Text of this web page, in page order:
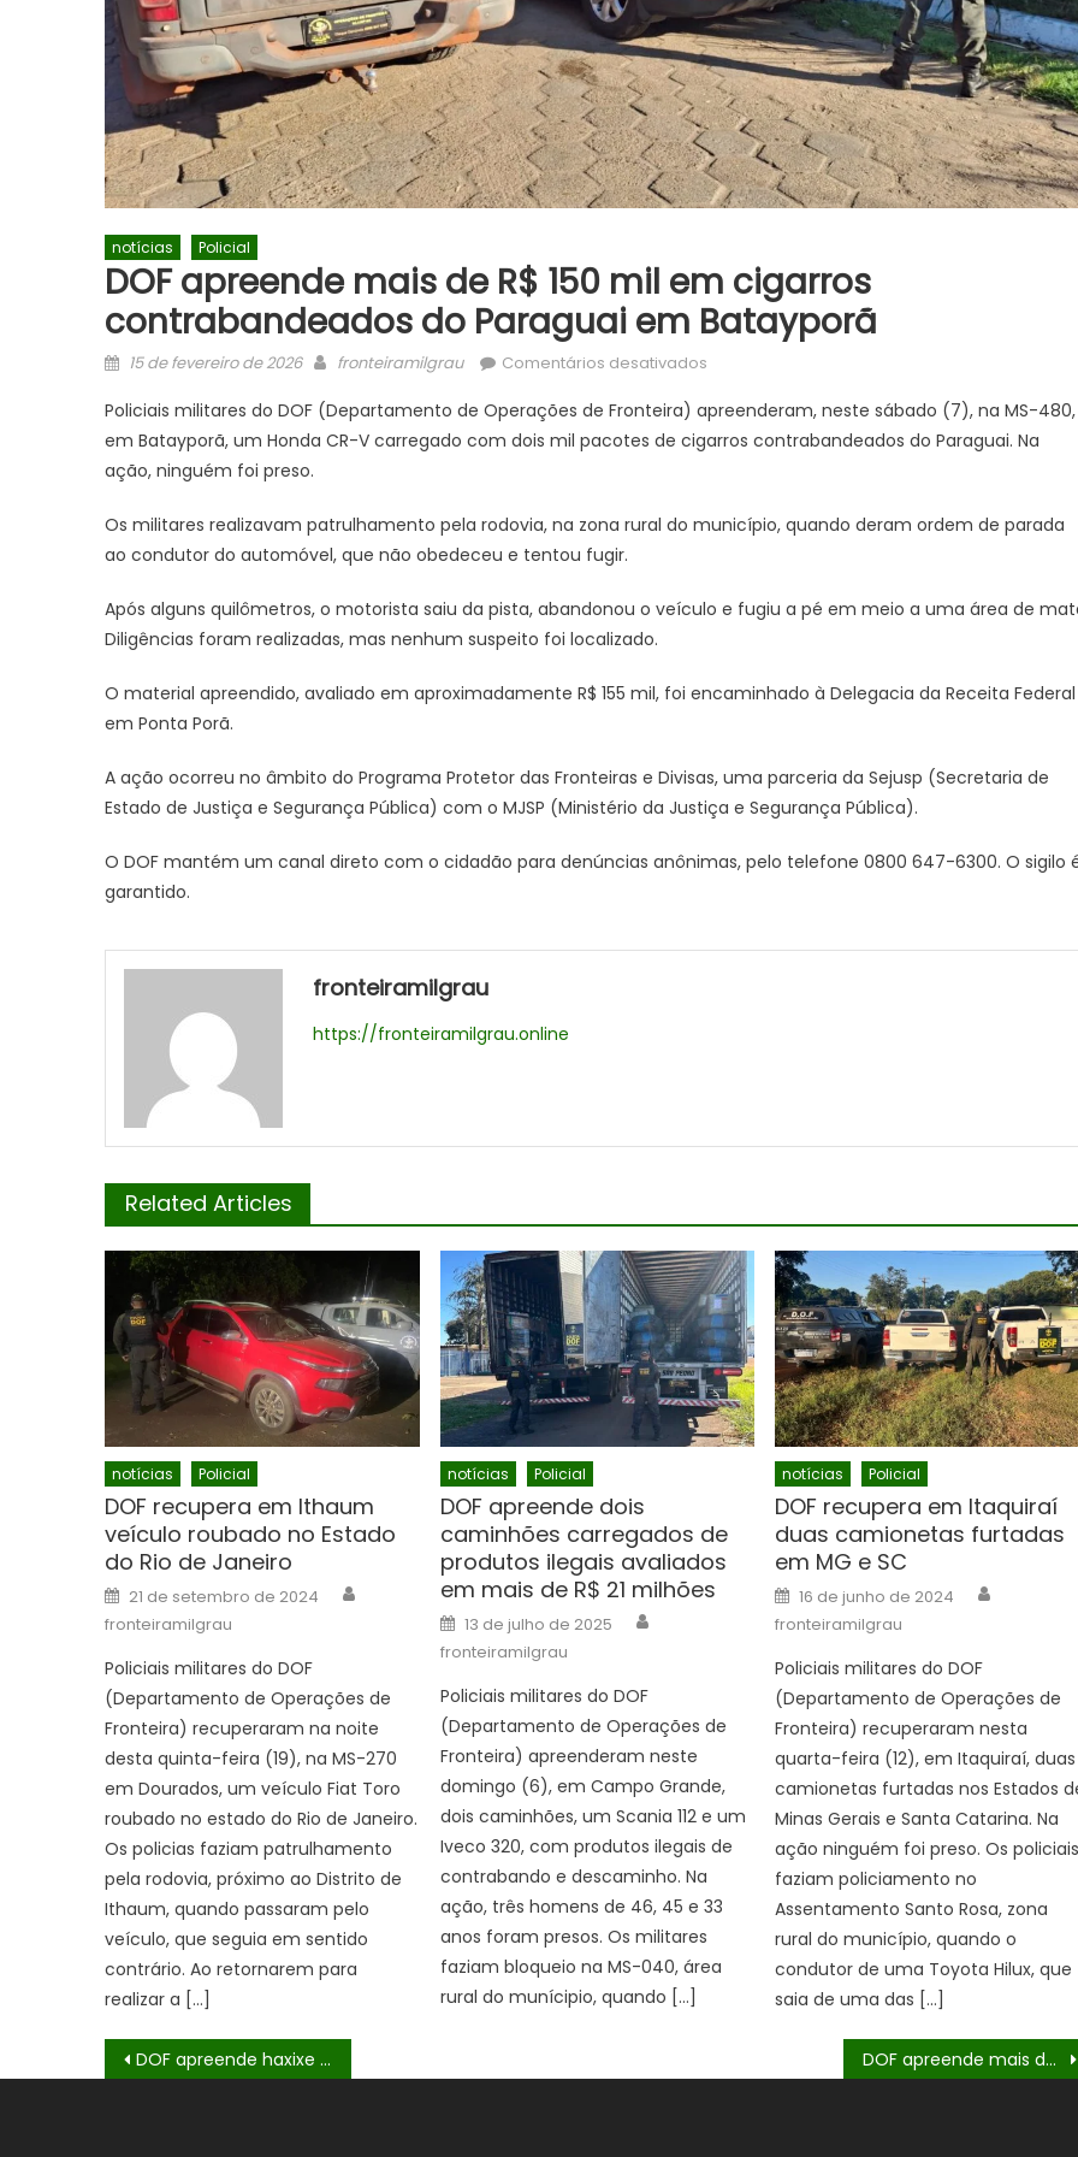
notícias Policial
DOF apreende mais de R$ 150 mil em cigarros
contrabandeados do Paraguai em Batayporã
Posted
15 de fevereiro de 2026 Author
fronteiramilgrau Comentários desativados
apreende
mais
150
cigarros
Paraguai
Policiais militares do DOF (Departamento de Operações de Fronteira) apreenderam, neste sábado (7), na MS-480,
em Batayporã, um Honda CR-V carregado com dois mil pacotes de cigarros contrabandeados do Paraguai. Na
ação, ninguém foi preso.
Os militares realizavam patrulhamento pela rodovia, na zona rural do município, quando deram ordem de parada
ao condutor do automóvel, que não obedeceu e tentou fugir.
Após alguns quilômetros, o motorista saiu da pista, abandonou o veículo e fugiu a pé em meio a uma área de
Diligências foram realizadas, mas nenhum suspeito foi localizado.
O material apreendido, avaliado em aproximadamente R$ 155 mil, foi encaminhado à Delegacia da Receita Federal
em Ponta Porã.
A ação ocorreu no âmbito do Programa Protetor das Fronteiras e Divisas, uma parceria da Sejusp (Secretaria de
Estado de Justiça e Segurança Pública) com o MJSP (Ministério da Justiça e Segurança Pública).
O DOF mantém um canal direto com o cidadão para denúncias anônimas, pelo telefone 0800 647-6300. O sigilo
garantido.
fronteiramilgrau
https://fronteiramilgrau.online
Related Articles
notícias Policial
DOF recupera em Ithaum
veículo roubado no Estado
do Rio de Janeiro
Posted
on
21 de setembro de 2024
fronteiramilgrau
Policiais militares do DOF
(Departamento de Operações de
Fronteira) recuperaram na noite
desta quinta-feira (19), na MS-270
em Dourados, um veículo Fiat Toro
roubado no estado do Rio de Janeiro.
Os policias faziam patrulhamento
pela rodovia, próximo ao Distrito de
Ithaum, quando passaram pelo
veículo, que seguia em sentido
contrário. Ao retornarem para
realizar a […]
notícias Policial
DOF apreende dois
caminhões carregados de
produtos ilegais avaliados
em mais de R$ 21 milhões
Posted
on
13 de julho de 2025
fronteiramilgrau
Policiais militares do DOF
(Departamento de Operações de
Fronteira) apreenderam neste
domingo (6), em Campo Grande,
dois caminhões, um Scania 112 e um
Iveco 320, com produtos ilegais de
contrabando e descaminho. Na
ação, três homens de 46, 45 e 33
anos foram presos. Os militares
faziam bloqueio na MS-040, área
rural do munícipio, quando […]
notícias Policial
DOF recupera em Itaquiraí
duas camionetas furtadas
em MG e SC
Posted
on
16 de junho de 2024
fronteiramilgrau
Policiais militares do DOF
(Departamento de Operações de
Fronteira) recuperaram nesta
quarta-feira (12), em Itaquiraí, duas
camionetas furtadas nos Estados
Minas Gerais e Santa Catarina. Na
ação ninguém foi preso. Os
faziam policiamento no
Assentamento Santo Rosa, zona
rural do município, quando o
condutor de uma Toyota Hilux, que
saia de uma das […]
Navegação
DOF apreende haxixe marroquino escondido em chassi de moto DOF apreende mais de 300 quilos de maconha em Ponta Porã